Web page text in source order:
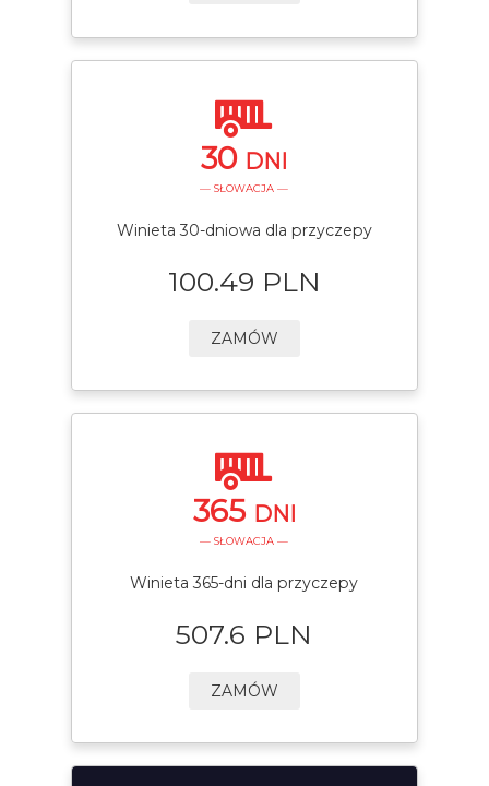
30 DNI
— SŁOWACJA —
Winieta 30-dniowa dla przyczepy
100.49 PLN
ZAMÓW
365 DNI
— SŁOWACJA —
Winieta 365-dni dla przyczepy
507.6 PLN
ZAMÓW